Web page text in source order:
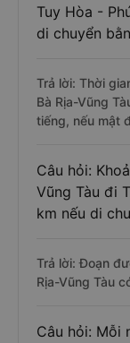
Tuy Hòa -
di chuyển
Trả lời: Thời
Bà Rịa-Vũng
tiếng, nếu mật
Câu hỏi:
Vũng Tàu đi
km nếu di
Trả lời: Đoạn
Rịa-Vũng Tàu
Câu hỏi: Mỗi